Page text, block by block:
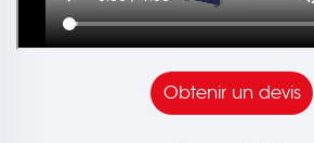
Obtenir un devis